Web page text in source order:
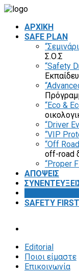
ΑΡΧΙΚΗ
SAFE PLAN
Σ.Ο.Σ
“Safety
“Eco &
“Driver
“VIP
“Off
off-road
“Proper
ΑΠΟΨΕΙΣ
SAFETY FIRST
Editorial
Ποιοι είμαστε
Επικοινωνία